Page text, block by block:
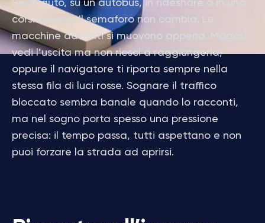
Sei in auto, su un autobus, in rideshare o in una
corsia piena. Il semaforo non cambia. Le
macchine davanti si muovono appena. Magari
vedi l’uscita ma non riesci a raggiungerla,
oppure il navigatore ti riporta sempre nella
stessa fila di luci rosse. Sognare il traffico
bloccato sembra banale quando lo racconti,
ma nel sogno porta spesso una pressione
precisa: il tempo passa, tutti aspettano e non
puoi forzare la strada ad aprirsi.